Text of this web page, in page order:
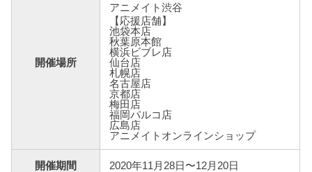
開催場所
アニメイト渋谷
【応援店舗】
池袋本店
秋葉原本館
横浜ビブレ店
仙台店
札幌店
名古屋店
京都店
梅田店
福岡パルコ店
広島店
アニメイトオンラインショップ
開催期間 2020年11月28日〜12月20日